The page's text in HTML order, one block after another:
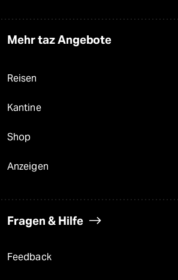
Mehr taz Angebote
Reisen
Kantine
Shop
Anzeigen
Fragen & Hilfe
Feedback